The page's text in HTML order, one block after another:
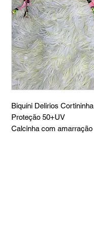
Biquíni Delirios Cortininha
Proteção 50+UV
Calcinha com amarração